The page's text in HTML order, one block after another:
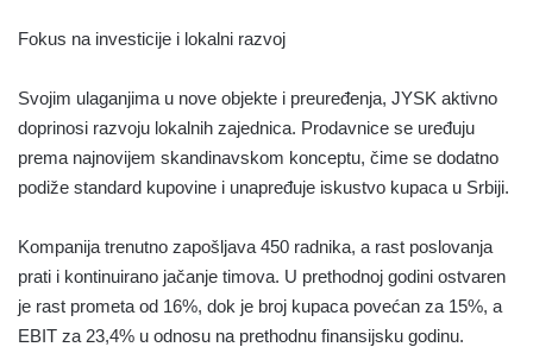
Fokus na investicije i lokalni razvoj
Svojim ulaganjima u nove objekte i preuređenja, JYSK aktivno
doprinosi razvoju lokalnih zajednica. Prodavnice se uređuju
prema najnovijem skandinavskom konceptu, čime se dodatno
podiže standard kupovine i unapređuje iskustvo kupaca u Srbiji.
Kompanija trenutno zapošljava 450 radnika, a rast poslovanja
prati i kontinuirano jačanje timova. U prethodnoj godini ostvaren
je rast prometa od 16%, dok je broj kupaca povećan za 15%, a
EBIT za 23,4% u odnosu na prethodnu finansijsku godinu.